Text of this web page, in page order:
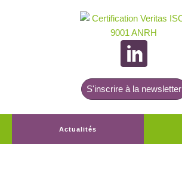
S'inscrire à la newsletter
Actualités